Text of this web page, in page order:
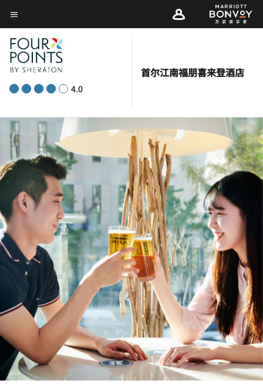
Skip
to
main
content
菜单文本
4.0
首尔江南福朋喜来登酒店